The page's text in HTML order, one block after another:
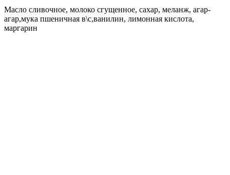
Масло сливочное, молоко сгущенное, сахар, меланж, агар-
агар,мука пшеничная в\с,ванилин, лимонная кислота,
маргарин